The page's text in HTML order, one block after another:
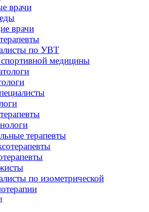
врачи
врачи
по УВТ
медицины
терапевты
по изометрической